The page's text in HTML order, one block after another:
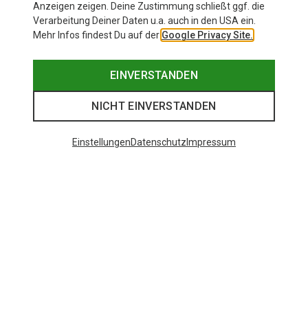
Anzeigen zeigen. Deine Zustimmung schließt ggf. die
Verarbeitung Deiner Daten u.a. auch in den USA ein.
Mehr Infos findest Du auf der Google Privacy Site.
EINVERSTANDEN
NICHT EINVERSTANDEN
EinstellungenDatenschutz Impressum